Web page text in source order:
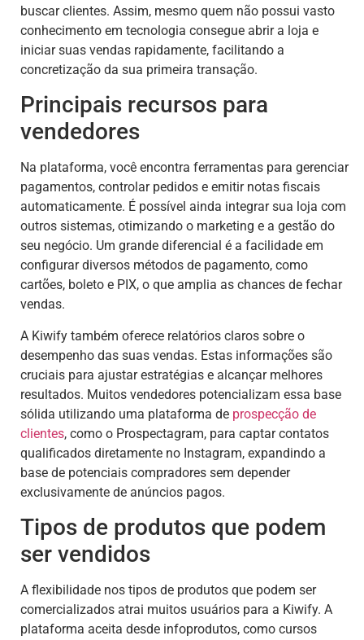
buscar clientes. Assim, mesmo quem não possui vasto
conhecimento em tecnologia consegue abrir a loja e
iniciar suas vendas rapidamente, facilitando a
concretização da sua primeira transação.
Principais recursos para
vendedores
Na plataforma, você encontra ferramentas para gerenciar
pagamentos, controlar pedidos e emitir notas fiscais
automaticamente. É possível ainda integrar sua loja com
outros sistemas, otimizando o marketing e a gestão do
seu negócio. Um grande diferencial é a facilidade em
configurar diversos métodos de pagamento, como
cartões, boleto e PIX, o que amplia as chances de fechar
vendas.
A Kiwify também oferece relatórios claros sobre o
desempenho das suas vendas. Estas informações são
cruciais para ajustar estratégias e alcançar melhores
resultados. Muitos vendedores potencializam essa base
sólida utilizando uma plataforma de prospecção de
clientes, como o Prospectagram, para captar contatos
qualificados diretamente no Instagram, expandindo a
base de potenciais compradores sem depender
exclusivamente de anúncios pagos.
Tipos de produtos que podem
ser vendidos
A flexibilidade nos tipos de produtos que podem ser
comercializados atrai muitos usuários para a Kiwify. A
plataforma aceita desde infoprodutos, como cursos